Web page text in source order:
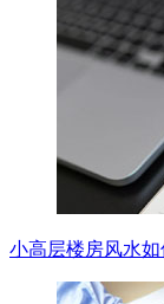
小高层楼房风水如